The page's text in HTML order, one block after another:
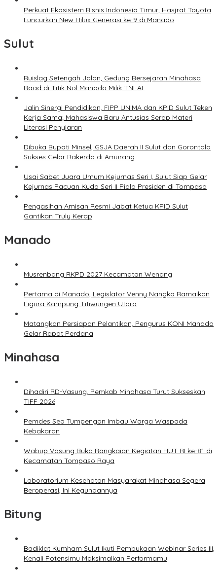
Perkuat Ekosistem Bisnis Indonesia Timur, Hasjrat Toyota
Luncurkan New Hilux Generasi ke-9 di Manado
Sulut
Ruislag Setengah Jalan, Gedung Bersejarah Minahasa
Raad di Titik Nol Manado Milik TNI-AL
Jalin Sinergi Pendidikan, FIPP UNIMA dan KPID Sulut Teken
Kerja Sama; Mahasiswa Baru Antusias Serap Materi
Literasi Penyiaran
Dibuka Bupati Minsel, GSJA Daerah II Sulut dan Gorontalo
Sukses Gelar Rakerda di Amurang
Usai Sabet Juara Umum Kejurnas Seri I, Sulut Siap Gelar
Kejurnas Pacuan Kuda Seri II Piala Presiden di Tompaso
Pengasihan Amisan Resmi Jabat Ketua KPID Sulut
Gantikan Truly Kerap
Manado
Musrenbang RKPD 2027 Kecamatan Wenang
Pertama di Manado, Legislator Venny Nangka Ramaikan
Figura Kampung Titiwungen Utara
Matangkan Persiapan Pelantikan, Pengurus KONI Manado
Gelar Rapat Perdana
Minahasa
Dihadiri RD-Vasung, Pemkab Minahasa Turut Sukseskan
TIFF 2026
Pemdes Sea Tumpengan Imbau Warga Waspada
Kebakaran
Wabup Vasung Buka Rangkaian Kegiatan HUT RI ke-81 di
Kecamatan Tompaso Raya
Laboratorium Kesehatan Masyarakat Minahasa Segera
Beroperasi, Ini Kegunaannya
Bitung
Badiklat Kumham Sulut Ikuti Pembukaan Webinar Series III,
Kenali Potensimu Maksimalkan Performamu